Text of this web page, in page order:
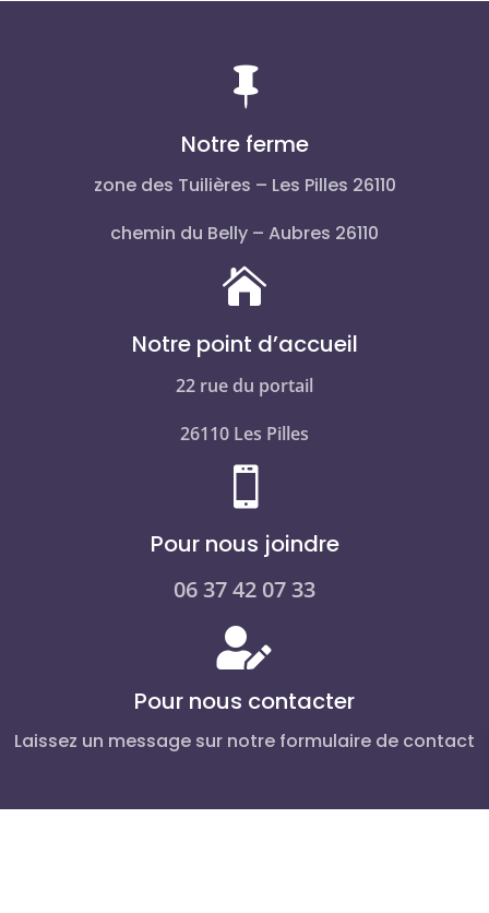

Notre ferme
zone des Tuilières – Les Pilles 26110
chemin du Belly – Aubres 26110

Notre point d’accueil
22 rue du portail
26110 Les Pilles

Pour nous joindre
06 37 42 07 33

Pour nous contacter
Laissez un message sur notre formulaire de contact